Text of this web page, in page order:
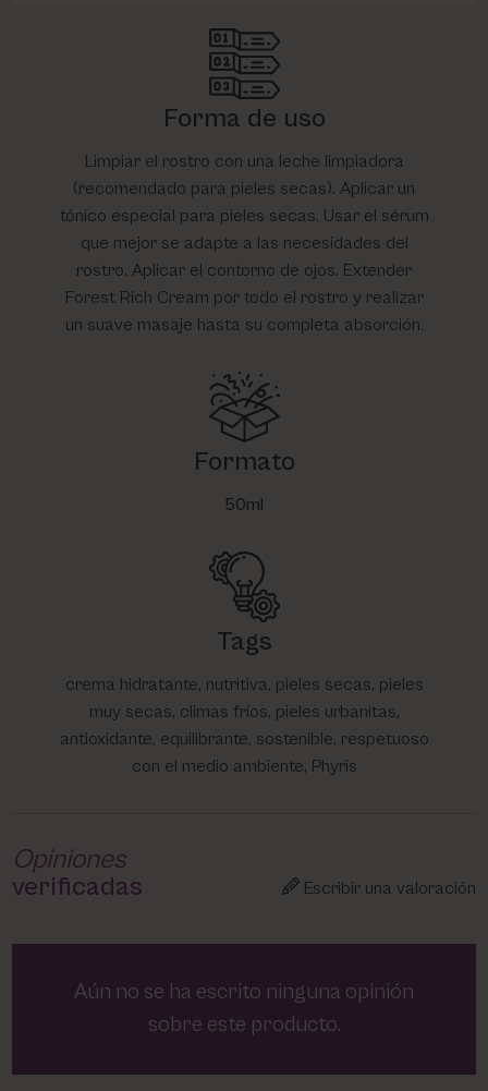
Forma de uso
Limpiar el rostro con una leche limpiadora
(recomendado para pieles secas). Aplicar un
tónico especial para pieles secas. Usar el sérum
que mejor se adapte a las necesidades del
rostro. Aplicar el contorno de ojos. Extender
Forest Rich Cream por todo el rostro y realizar
un suave masaje hasta su completa absorción.
Formato
50ml
Tags
crema hidratante, nutritiva, pieles secas, pieles
muy secas, climas fríos, pieles urbanitas,
antioxidante, equilibrante, sostenible, respetuoso
con el medio ambiente, Phyris
Opiniones
verificadas
Escribir una valoración
Aún no se ha escrito ninguna opinión
sobre este producto.